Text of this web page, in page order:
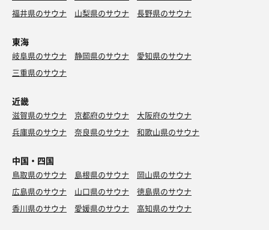
福井県のサウナ
山梨県のサウナ 長野県のサウナ
東海
岐阜県のサウナ 静岡県のサウナ
愛知県のサウナ
三重県のサウナ
近畿
滋賀県のサウナ 京都府のサウナ
大阪府のサウナ
兵庫県のサウナ
奈良県のサウナ 和歌山県のサウナ
中国・四国
鳥取県のサウナ 島根県のサウナ
岡山県のサウナ
広島県のサウナ
山口県のサウナ
徳島県のサウナ
香川県のサウナ
愛媛県のサウナ 高知県のサウナ